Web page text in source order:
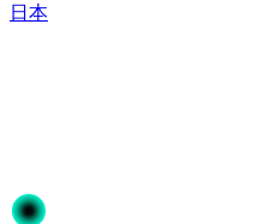
日本
开始使用